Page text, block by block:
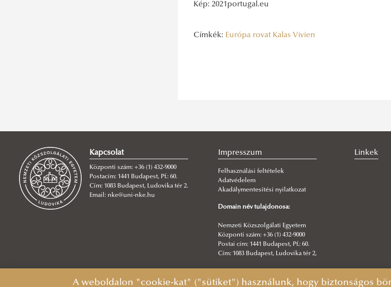
Kép: 2021portugal.eu
Címkék: Európa rovat Kalas Vivien
Kapcsolat
Központi szám: +36 (1) 432-9000
Postacím: 1441 Budapest, Pf.: 60.
Cím: 1083 Budapest, Ludovika tér 2.
Email: nke@uni-nke.hu
Impresszum
Felhasználási feltételek
Adatvédelem
Akadálymentesítési nyilatkozat
Domain név tulajdonosa:
Nemzeti Közszolgálati Egyetem
Központi szám: +36 (1) 432-9000
Postai cím: 1441 Budapest, Pf.: 60.
Cím: 1083 Budapest, Ludovika tér 2,
Linkek
A weboldalon "cookie-kat" ("sütiket") használunk, hogy biztonságos